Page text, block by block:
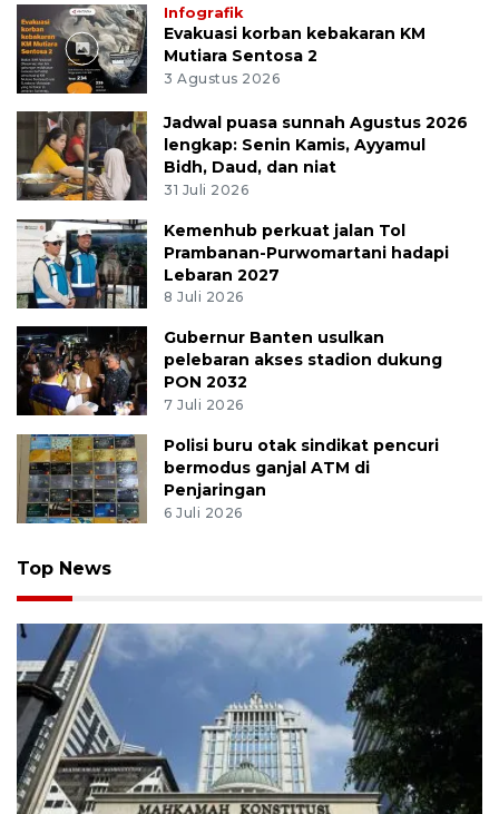
Infografik
Evakuasi korban kebakaran KM
Mutiara Sentosa 2
3 Agustus 2026
Jadwal puasa sunnah Agustus 2026
lengkap: Senin Kamis, Ayyamul
Bidh, Daud, dan niat
31 Juli 2026
Kemenhub perkuat jalan Tol
Prambanan-Purwomartani hadapi
Lebaran 2027
8 Juli 2026
Gubernur Banten usulkan
pelebaran akses stadion dukung
PON 2032
7 Juli 2026
Polisi buru otak sindikat pencuri
bermodus ganjal ATM di
Penjaringan
6 Juli 2026
Top News